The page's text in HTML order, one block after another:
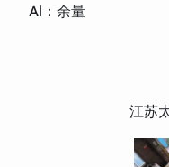
Al：余量
江苏